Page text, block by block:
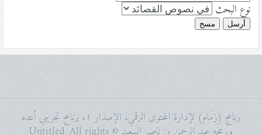
نوع البحث
أرسل مسح
برنامج (زِمَام) لإدارة المحتوى الرقمي، الإصدار ١، برنامج تجريبي أعده